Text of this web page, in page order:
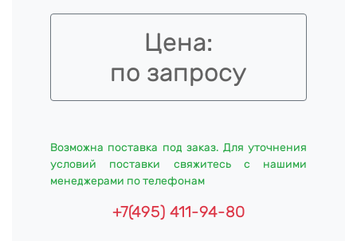
Цена:
по запросу
Возможна поставка под заказ. Для уточнения
условий поставки свяжитесь с нашими
менеджерами по телефонам
+7(495) 411-94-80